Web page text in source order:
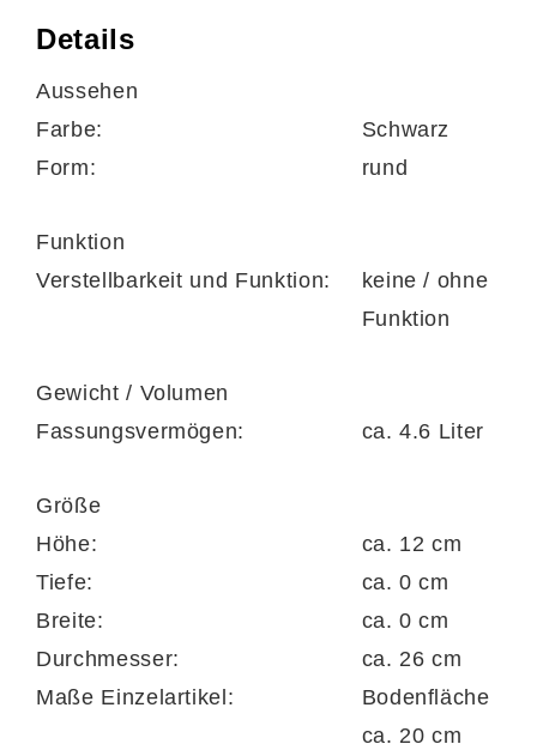
gute Wärmespeicherung
energiesparend
perfekt für Anbraten und Schmoren
backofenfest bis 300 Grad Celsius
für alle Herdarten geeignet, auch für
Größe ca. 26 x 12 (BxHxT)
Bodenfläche ca. 20 cm (Durchmesser)
Details
Aussehen
Farbe:
Schwarz
Form:
rund
Funktion
Verstellbarkeit und Funktion:
keine / ohne
Funktion
Gewicht / Volumen
Fassungsvermögen:
ca. 4.6 Liter
Größe
Höhe:
ca. 12 cm
Tiefe:
ca. 0 cm
Breite:
ca. 0 cm
Durchmesser:
ca. 26 cm
Maße Einzelartikel:
Bodenfläche
ca. 20 cm